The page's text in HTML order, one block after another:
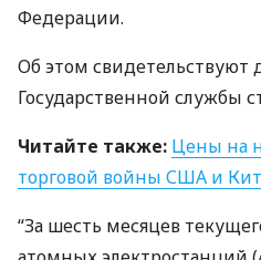
Федерации.
Об этом свидетельствуют
Государственной службы
Читайте также: Цены на
торговой войны США и
“За шесть месяцев